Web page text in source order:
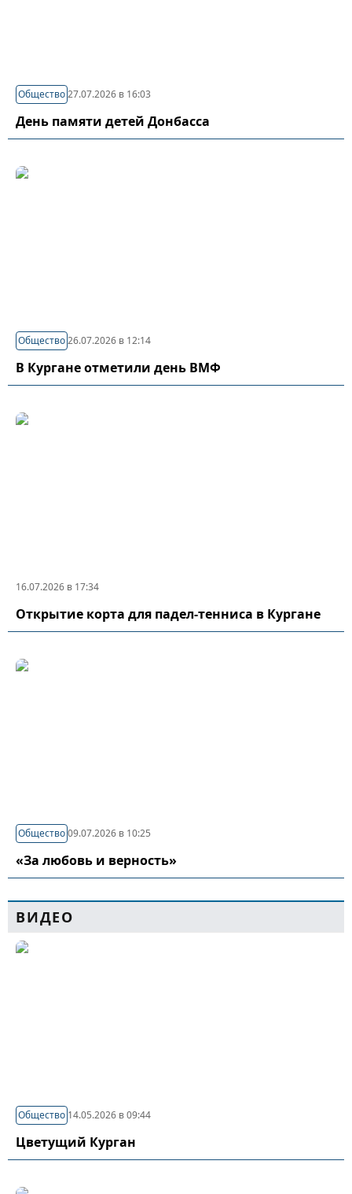
Общество27.07.2026 в 16:03
День памяти детей Донбасса
Общество26.07.2026 в 12:14
В Кургане отметили день ВМФ
16.07.2026 в 17:34
Открытие корта для падел-тенниса в Кургане
Общество09.07.2026 в 10:25
«За любовь и верность»
ВИДЕО
Общество 14.05.2026 в 09:44
Цветущий Курган